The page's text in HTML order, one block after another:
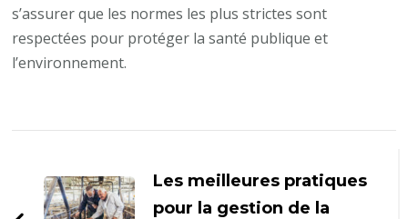
s’assurer que les normes les plus strictes sont
respectées pour protéger la santé publique et
l’environnement.
d'article
Les meilleures pratiques
pour la gestion de la